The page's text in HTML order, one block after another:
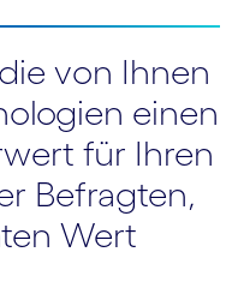
von Ihnen
einen
für Ihren
Befragten,
Wert